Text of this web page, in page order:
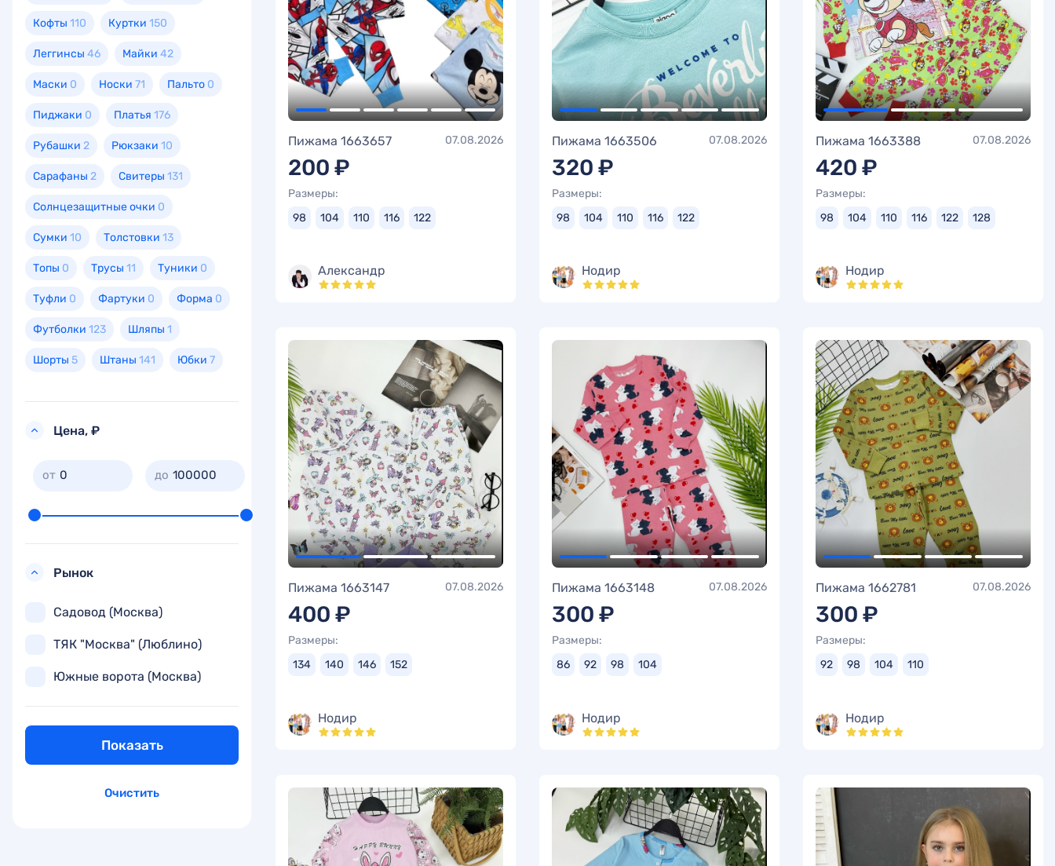
Кофты 110 Куртки 150
Леггинсы 46 Майки 42
Маски 0 Носки 71 Пальто 0
Пиджаки 0 Платья 176
Рубашки 2 Рюкзаки 10
Сарафаны 2 Свитеры 131
Солнцезащитные очки 0
Сумки 10 Толстовки 13
Топы 0 Трусы 11 Туники 0
Туфли 0 Фартуки 0 Форма 0
Футболки 123 Шляпы 1
Шорты 5 Штаны 141 Юбки 7
Цена, ₽
0 100000
Рынок
Садовод (Москва)
ТЯК "Москва" (Люблино)
Южные ворота (Москва)
Показать
Очистить
Пижама 1663657 07.08.2026
200 ₽
Размеры:
98
104 110 116 122
Александр
Пижама 1663506 07.08.2026
320 ₽
Размеры:
98
104 110 116 122
Нодир
Пижама 1663388 07.08.2026
420 ₽
Размеры:
98
104 110 116 122 128
Нодир
Пижама 1663147 07.08.2026
400 ₽
Размеры:
134
140 146 152
Нодир
Пижама 1663148 07.08.2026
300 ₽
Размеры:
86
92 98 104
Нодир
Пижама 1662781 07.08.2026
300 ₽
Размеры:
92
98 104 110
Нодир